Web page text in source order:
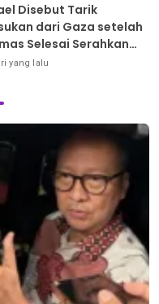
Disebut Tarik
dari Gaza setelah
Selesai Serahkan
yang lalu